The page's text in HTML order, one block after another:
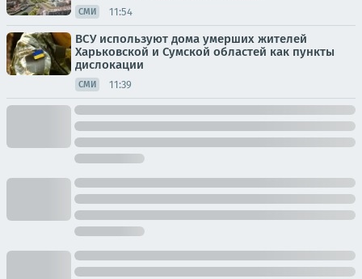
СМИ 11:54
ВСУ используют дома умерших жителей
Харьковской и Сумской областей как пункты
дислокации
СМИ 11:39